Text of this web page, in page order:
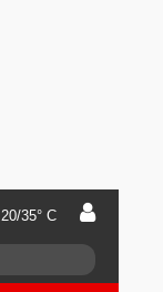
20/35° C